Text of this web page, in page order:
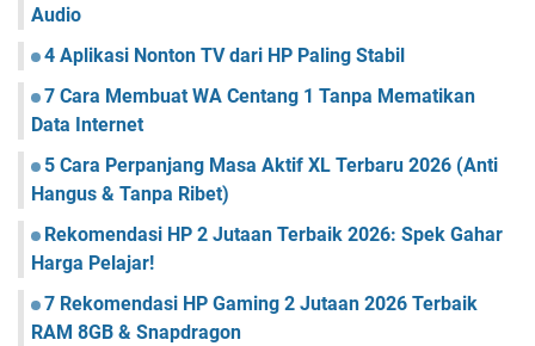
Audio
4 Aplikasi Nonton TV dari HP Paling Stabil
7 Cara Membuat WA Centang 1 Tanpa Mematikan
Data Internet
5 Cara Perpanjang Masa Aktif XL Terbaru 2026 (Anti
Hangus & Tanpa Ribet)
Rekomendasi HP 2 Jutaan Terbaik 2026: Spek Gahar
Harga Pelajar!
7 Rekomendasi HP Gaming 2 Jutaan 2026 Terbaik
RAM 8GB & Snapdragon